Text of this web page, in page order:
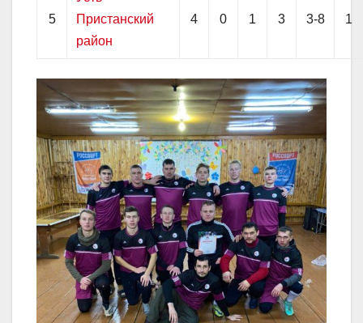
5
Пристанский
район
4 0 1 3 3-8 1